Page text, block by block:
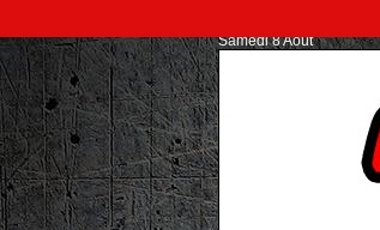
Samedi 8 Août